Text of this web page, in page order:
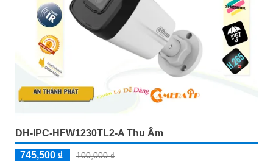
DH-IPC-HFW1230TL2-A Thu Âm
745,500 ₫ 100,000 ₫